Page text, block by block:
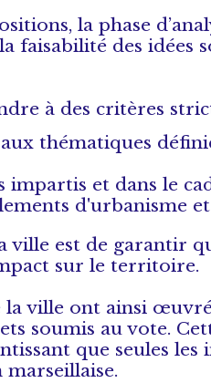
la phase
faisabilité des idées
à des critères
thématiques
impartis et dans le
d'urbanisme
ville est de garantir
sur le territoire.
la ville ont ainsi
soumis au vote.
que seules